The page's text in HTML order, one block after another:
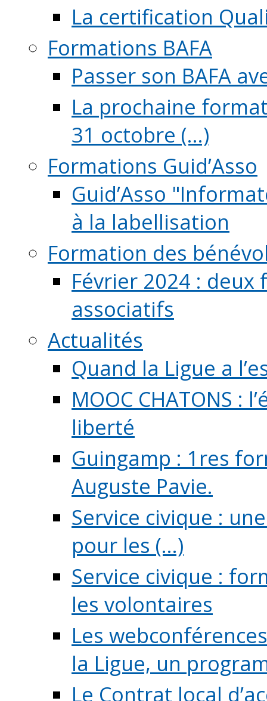
La certification
Formations BAFA
Passer son BAFA
La prochaine
31 octobre (...)
Formations Guid’Asso
Guid’Asso
à la labellisation
Formation des
Février 2024 :
associatifs
Actualités
Quand la Ligue a
MOOC CHATONS
liberté
Guingamp : 1res
Auguste Pavie.
Service civique :
pour les (...)
Service civique :
les volontaires
Les
la Ligue, un
Le Contrat local